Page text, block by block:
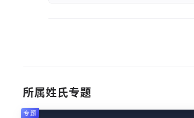
所属姓氏专题
专题